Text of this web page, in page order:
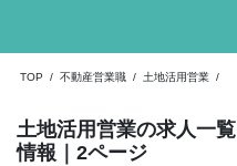
TOP / 不動産営業職 / 土地活用営業 /
土地活用営業の求人一覧
情報 ｜2ページ